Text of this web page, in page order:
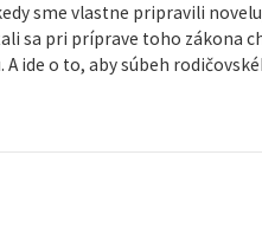
sme vlastne pripravili
sa pri príprave toho zákona
ide o to, aby súbeh